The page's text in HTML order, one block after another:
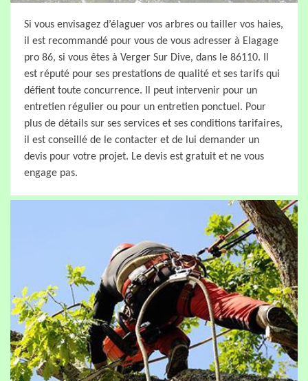
Si vous envisagez d’élaguer vos arbres ou tailler vos haies,
il est recommandé pour vous de vous adresser à Elagage
pro 86, si vous êtes à Verger Sur Dive, dans le 86110. Il
est réputé pour ses prestations de qualité et ses tarifs qui
défient toute concurrence. Il peut intervenir pour un
entretien régulier ou pour un entretien ponctuel. Pour
plus de détails sur ses services et ses conditions tarifaires,
il est conseillé de le contacter et de lui demander un
devis pour votre projet. Le devis est gratuit et ne vous
engage pas.